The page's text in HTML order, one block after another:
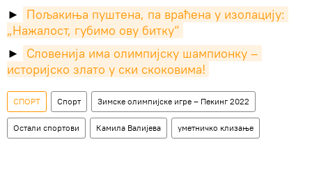
►
Пољакиња пуштена, па враћена у изолацију:
„Нажалост, губимо ову битку“
►
Словенија има олимпијску шампионку –
историјско злато у ски скоковима!
СПОРТ Спорт Зимске олимпијске игре – Пекинг 2022
Остали спортови Камила Валијева уметничко клизање